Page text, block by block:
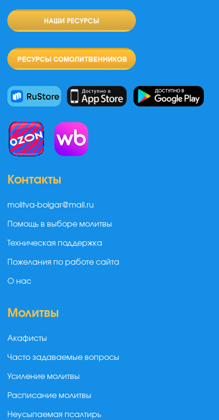
Контакты
molitva-bolgar@mail.ru
Помощь в выборе молитвы
Техническая поддержка
Пожелания по работе сайта
О нас
Молитвы
Акафисты
Часто задаваемые вопросы
Усиление молитвы
Расписание молитвы
Неусыпаемая псалтирь